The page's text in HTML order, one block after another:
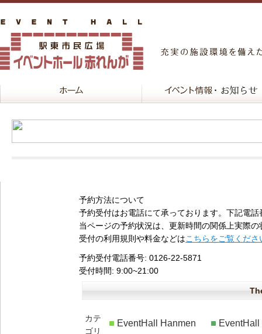
予約方法について
予約受付はお電話にて承っております。下記電
当ページの予約状況は、更新時間の関係上実際
受付の利用規則や料金などはこちらをご覧くださ
予約受付電話番号: 0126-22-5871
受付時間: 9:00~21:00
カテ
ゴリ
EventHall Hanmen